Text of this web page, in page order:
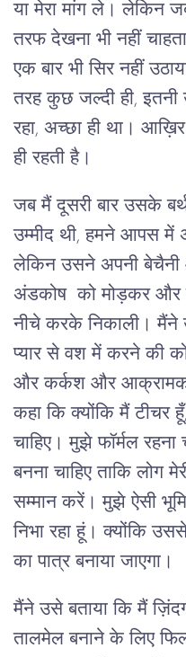
या मेरा मांग ले। लेकिन
तरफ देखना भी नहीं
एक बार भी सिर नहीं
तरह कुछ जल्दी ही,
रहा, अच्छा ही था।
ही रहती है।
जब मैं दूसरी बार उसके
उम्मीद थी, हमने आपस में
लेकिन उसने अपनी बेचैनी
अंडकोष को मोड़कर और
नीचे करके निकाली।
प्यार से वश में करने की
और कर्कश और आक्रामक
कहा कि क्योंकि मैं टीचर
चाहिए। मुझे फॉर्मल रहना
बनना चाहिए ताकि लोग
सम्मान करें। मुझे ऐसी
निभा रहा हूं। क्योंकि
का पात्र बनाया जाएगा।
मैंने उसे बताया कि मैं
तालमेल बनाने के लिए